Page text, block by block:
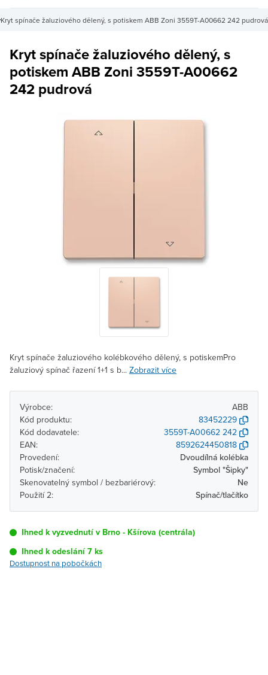
Kryt spínače žaluziového dělený, s potiskem ABB Zoni 3559T-A00662 242 pudrová
Kryt spínače žaluziového dělený, s
potiskem ABB Zoni 3559T-A00662
242 pudrová
Kryt spínače žaluziového kolébkového dělený, s potiskemPro
žaluziový spínač řazení 1+1 s b... Zobrazit více
Výrobce:
ABB
Kód produktu:
83452229
Kód dodavatele:
3559T-A00662 242
EAN:
8592624450818
Provedení:
Dvoudílná kolébka
Potisk/značení:
Symbol "Šipky"
Skenovatelný symbol / bezbariérový:
Ne
Použití 2:
Spínač/tlačítko
Ihned k vyzvednutí v Brno - Kšírova (centrála)
Ihned k odeslání 7 ks
Dostupnost na pobočkách